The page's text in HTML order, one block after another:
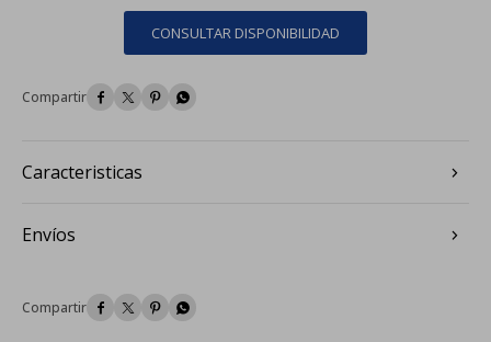
CONSULTAR DISPONIBILIDAD
   
Caracteristicas
Envíos
   